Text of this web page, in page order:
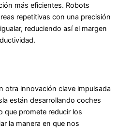
más eficientes. Robots
repetitivas con una precisión
reduciendo así el margen
otra innovación clave impulsada
están desarrollando coches
que promete reducir los
la manera en que nos